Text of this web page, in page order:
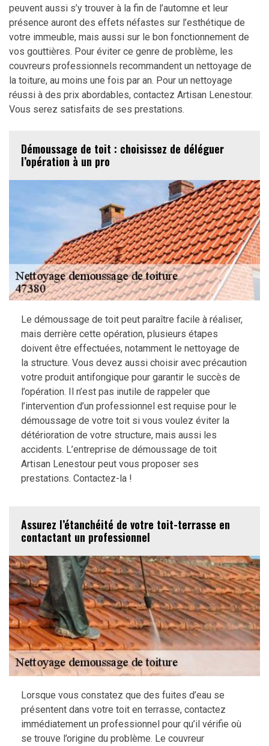
peuvent aussi s’y trouver à la fin de l’automne et leur
présence auront des effets néfastes sur l’esthétique de
votre immeuble, mais aussi sur le bon fonctionnement de
vos gouttières. Pour éviter ce genre de problème, les
couvreurs professionnels recommandent un nettoyage de
la toiture, au moins une fois par an. Pour un nettoyage
réussi à des prix abordables, contactez Artisan Lenestour.
Vous serez satisfaits de ses prestations.
Démoussage de toit : choisissez de déléguer
l’opération à un pro
Le démoussage de toit peut paraître facile à réaliser,
mais derrière cette opération, plusieurs étapes
doivent être effectuées, notamment le nettoyage de
la structure. Vous devez aussi choisir avec précaution
votre produit antifongique pour garantir le succès de
l’opération. Il n’est pas inutile de rappeler que
l’intervention d’un professionnel est requise pour le
démoussage de votre toit si vous voulez éviter la
détérioration de votre structure, mais aussi les
accidents. L’entreprise de démoussage de toit
Artisan Lenestour peut vous proposer ses
prestations. Contactez-la !
Assurez l’étanchéité de votre toit-terrasse en
contactant un professionnel
Lorsque vous constatez que des fuites d’eau se
présentent dans votre toit en terrasse, contactez
immédiatement un professionnel pour qu’il vérifie où
se trouve l’origine du problème. Le couvreur